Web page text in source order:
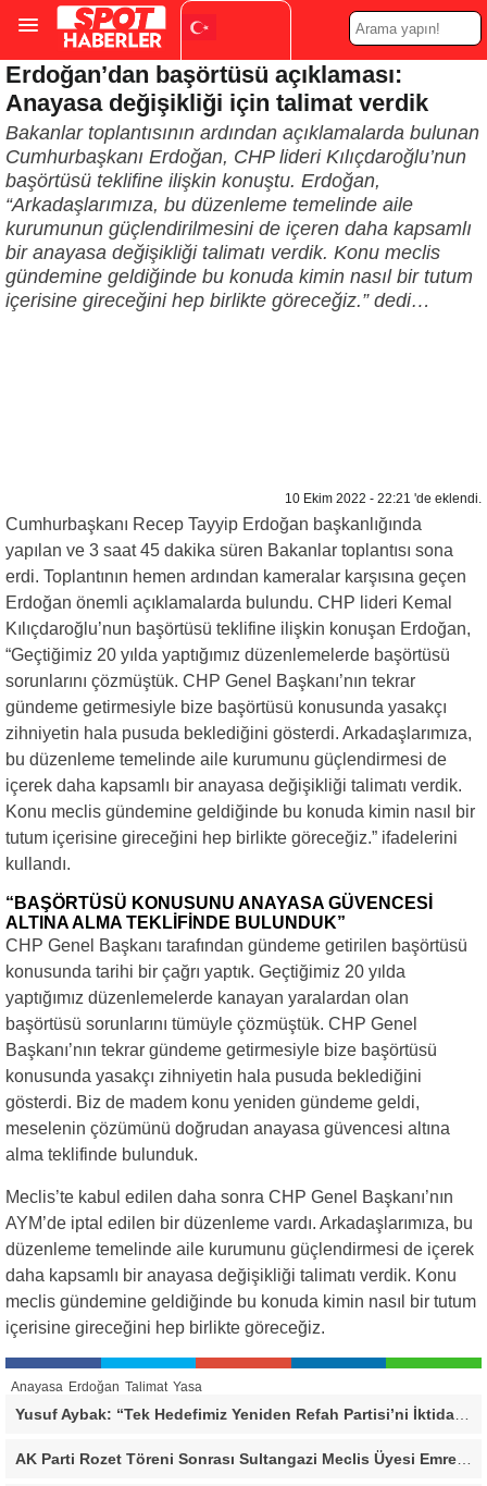
Turkish ▼
Erdoğan’dan başörtüsü açıklaması:
Anayasa değişikliği için talimat verdik
Bakanlar toplantısının ardından açıklamalarda bulunan
Cumhurbaşkanı Erdoğan, CHP lideri Kılıçdaroğlu’nun
başörtüsü teklifine ilişkin konuştu. Erdoğan,
“Arkadaşlarımıza, bu düzenleme temelinde aile
kurumunun güçlendirilmesini de içeren daha kapsamlı
bir anayasa değişikliği talimatı verdik. Konu meclis
gündemine geldiğinde bu konuda kimin nasıl bir tutum
içerisine gireceğini hep birlikte göreceğiz.” dedi…
10 Ekim 2022 - 22:21 'de eklendi.
Cumhurbaşkanı Recep Tayyip Erdoğan başkanlığında
yapılan ve 3 saat 45 dakika süren Bakanlar toplantısı sona
erdi. Toplantının hemen ardından kameralar karşısına geçen
Erdoğan önemli açıklamalarda bulundu. CHP lideri Kemal
Kılıçdaroğlu’nun başörtüsü teklifine ilişkin konuşan Erdoğan,
“Geçtiğimiz 20 yılda yaptığımız düzenlemelerde başörtüsü
sorunlarını çözmüştük. CHP Genel Başkanı’nın tekrar
gündeme getirmesiyle bize başörtüsü konusunda yasakçı
zihniyetin hala pusuda beklediğini gösterdi. Arkadaşlarımıza,
bu düzenleme temelinde aile kurumunu güçlendirmesi de
içerek daha kapsamlı bir anayasa değişikliği talimatı verdik.
Konu meclis gündemine geldiğinde bu konuda kimin nasıl bir
tutum içerisine gireceğini hep birlikte göreceğiz.” ifadelerini
kullandı.
“BAŞÖRTÜSÜ KONUSUNU ANAYASA GÜVENCESİ
ALTINA ALMA TEKLİFİNDE BULUNDUK”
CHP Genel Başkanı tarafından gündeme getirilen başörtüsü
konusunda tarihi bir çağrı yaptık. Geçtiğimiz 20 yılda
yaptığımız düzenlemelerde kanayan yaralardan olan
başörtüsü sorunlarını tümüyle çözmüştük. CHP Genel
Başkanı’nın tekrar gündeme getirmesiyle bize başörtüsü
konusunda yasakçı zihniyetin hala pusuda beklediğini
gösterdi. Biz de madem konu yeniden gündeme geldi,
meselenin çözümünü doğrudan anayasa güvencesi altına
alma teklifinde bulunduk.
Meclis’te kabul edilen daha sonra CHP Genel Başkanı’nın
AYM’de iptal edilen bir düzenleme vardı. Arkadaşlarımıza, bu
düzenleme temelinde aile kurumunu güçlendirmesi de içerek
daha kapsamlı bir anayasa değişikliği talimatı verdik. Konu
meclis gündemine geldiğinde bu konuda kimin nasıl bir tutum
içerisine gireceğini hep birlikte göreceğiz.
Anayasa Erdoğan Talimat Yasa
Yusuf Aybak: “Tek Hedefimiz Yeniden Refah Partisi’ni İktidara Taşımak”
AK Parti Rozet Töreni Sonrası Sultangazi Meclis Üyesi Emrecan Durmuş’tan Sert Mesaj: “Biz Gücümüzü Makamlardan Değil, Halktan Alıyoruz”